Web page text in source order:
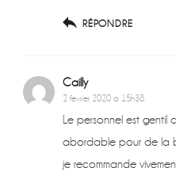
RÉPONDRE
Cailly
2 février 2020 à 15h38
Le personnel est gentil
abordable pour de la
je recommande